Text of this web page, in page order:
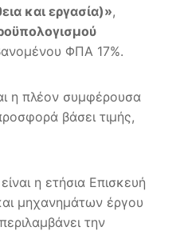
και εργασία)»,
ΦΠΑ 17%.
η πλέον συμφέρουσα
βάσει τιμής,
η ετήσια Επισκευή
μηχανημάτων έργου
την